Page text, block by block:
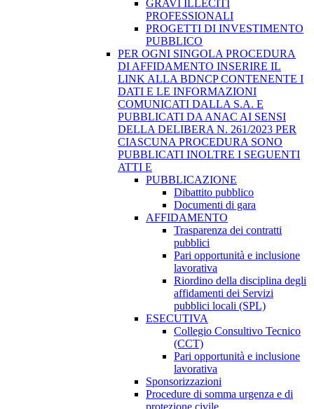
GRAVI ILLECITI
PROFESSIONALI
PROGETTI DI INVESTIMENTO
PUBBLICO
PER OGNI SINGOLA PROCEDURA
DI AFFIDAMENTO INSERIRE IL
LINK ALLA BDNCP CONTENENTE I
DATI E LE INFORMAZIONI
COMUNICATI DALLA S.A. E
PUBBLICATI DA ANAC AI SENSI
DELLA DELIBERA N. 261/2023 PER
CIASCUNA PROCEDURA SONO
PUBBLICATI INOLTRE I SEGUENTI
ATTI E
PUBBLICAZIONE
Dibattito pubblico
Documenti di gara
AFFIDAMENTO
Trasparenza dei contratti
pubblici
Pari opportunità e inclusione
lavorativa
Riordino della disciplina degli
affidamenti dei Servizi
pubblici locali (SPL)
ESECUTIVA
Collegio Consultivo Tecnico
(CCT)
Pari opportunità e inclusione
lavorativa
Sponsorizzazioni
Procedure di somma urgenza e di
protezione civile